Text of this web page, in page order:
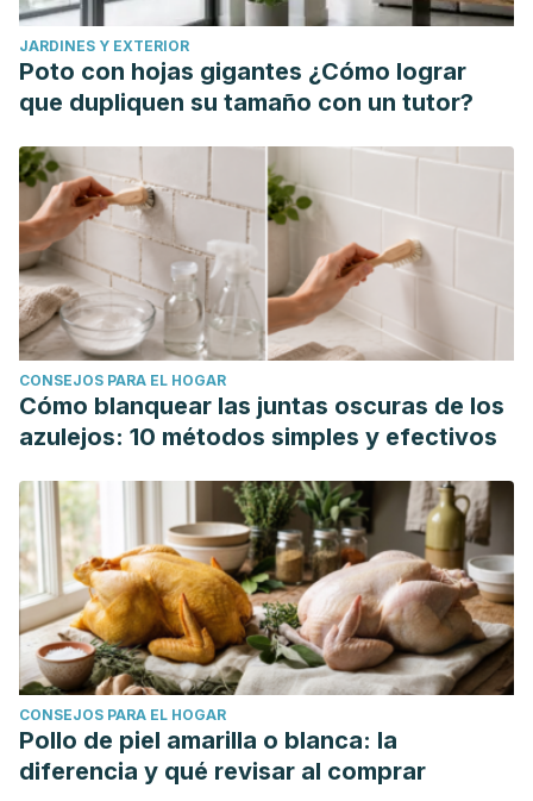
Venereology, 20(12), 1015-1017.
https://pubmed.ncbi.nlm.nih.gov/21951062
Kwon, O. S., Han, J. H., Yoo, H. G., Chung, J. H., Cho, K. H.,
growth enhancement in vitro by green tea
epigallocatechin-3-gallate (EGCG). Phytomedicine, 14(7-8),
551-555.https://pubmed.ncbi.nlm.nih.gov/17092697/
National Cancer Institute. (s.f.).
Extracto de té verde
Diccionario de cáncer del NCI.
https://www.cancer.gov/espanol/publicaciones/diccionarios/
cancer/def/extracto-de-te-verde
JARDINES Y EXTERIOR
Poto con hojas gigantes ¿Cómo lograr
que dupliquen su tamaño con un tutor?
CONSEJOS PARA EL HOGAR
Cómo blanquear las juntas oscuras de los
azulejos: 10 métodos simples y efectivos
CONSEJOS PARA EL HOGAR
Pollo de piel amarilla o blanca: la
diferencia y qué revisar al comprar